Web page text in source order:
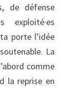
de défense
porte l’idée
La
comme
la reprise en